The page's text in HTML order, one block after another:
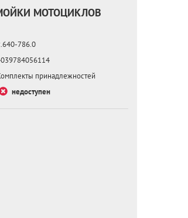
МОТОЦИКЛОВ
786.0
принадлежностей
недоступен